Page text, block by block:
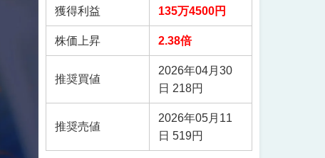
獲得利益 135万4500円
株価上昇 2.38倍
推奨買値
2026年04月30
日 218円
推奨売値
2026年05月11
日 519円